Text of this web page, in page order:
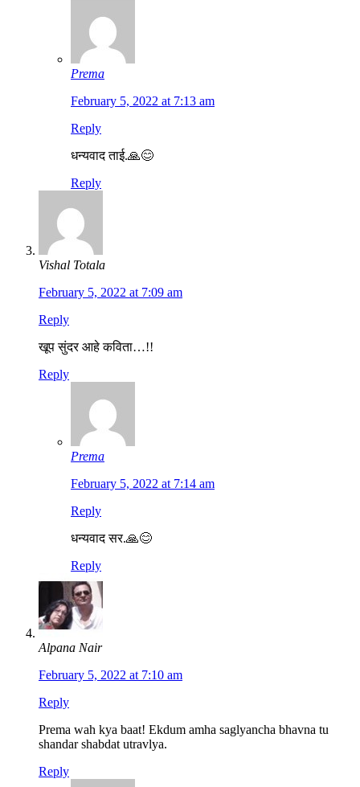
Prema
February 5, 2022 at 7:13 am
Reply
धन्यवाद ताई.🙏😊
Reply
Vishal Totala
February 5, 2022 at 7:09 am
Reply
खूप सुंदर आहे कविता…!!
Reply
Prema
February 5, 2022 at 7:14 am
Reply
धन्यवाद सर.🙏😊
Reply
Alpana Nair
February 5, 2022 at 7:10 am
Reply
Prema wah kya baat! Ekdum amha saglyancha bhavna tu
shandar shabdat utravlya.
Reply